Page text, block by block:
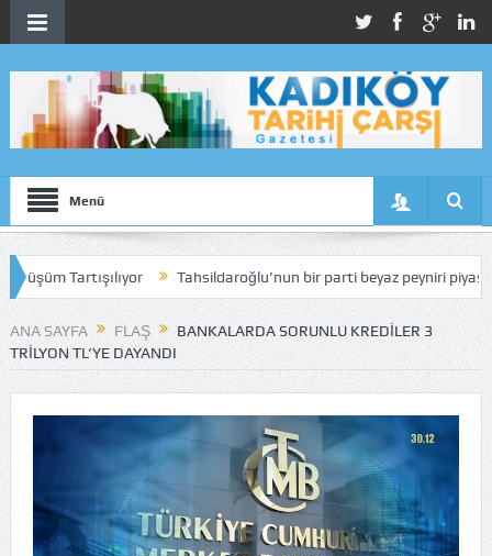
Menü
Tahsildaroğlu’nun bir parti beyaz peyniri piyasadan
ANA SAYFA FLAŞ
BANKALARDA SORUNLU KREDILER 3
TRILYON TL’YE DAYANDI